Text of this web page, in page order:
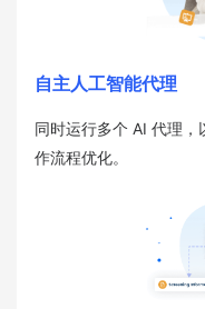
自主人工智能代理
同时运行多个 AI 代理
作流程优化。